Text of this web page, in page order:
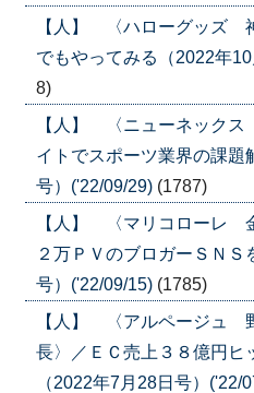
【人】 〈ハローグッズ
でもやってみる（2022年
8)
【人】 〈ニューネック
イトでスポーツ業界の課題
号）('22/09/29) (1787)
【人】 〈マリコローレ
２万ＰＶのブロガーＳＮＳ
号）('22/09/15) (1785)
【人】 〈アルページュ
長〉／ＥＣ売上３８億円ヒ
（2022年7月28日号）('22/